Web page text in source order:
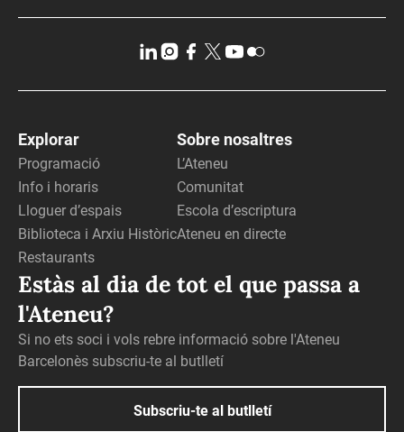
Explorar
Programació
Info i horaris
Lloguer d’espais
Biblioteca i Arxiu Històric
Restaurants
Sobre nosaltres
L’Ateneu
Comunitat
Escola d’escriptura
Ateneu en directe
Estàs al dia de tot el que passa a
l'Ateneu?
Si no ets soci i vols rebre informació sobre l'Ateneu
Barcelonès subscriu-te al butlletí
Subscriu-te al butlletí